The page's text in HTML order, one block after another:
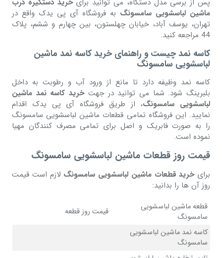
پس از برسی مدل دستگاه، می توانید برایخرید دستگیره درب
ماشین لباسشویی سامسونگ به فروشگاه آی پی یدک واقع در
تهران، یوسف آباد، خیابان چهلستون، بین چهارم و ششم، پلاک
44 مراجعه کنید.
کاسه نمد چیست و راهنمای خرید کاسه نمد ماشین
لباسشویی سامسونگ
کاسه نمد وظیفه دارد تا مانع از ورود آب و رطوبت به داخل
بلبرینگ شود. شما می توانید در جهتخرید کاسه نمد ماشین
لباسشویی سامسونگ، از طریق فروشگاه آی پی یدک اقدام
نمایید. این فروشگاه تمامی قطعات ماشین لباسشویی سامسونگ
را به صورت فابریک و اصل برای تمامی مصرف کنندگان مهیا
نموده است.
قیمت روز قطعات ماشین لباسشویی سامسونگ
برایخرید قطعات ماشین لباسشویی سامسونگ لازم است قیمت
روز آن ها را بدانید:
قطعه ماشین لباسشویی
سامسونگ
قیمت روز قطعه
کاسه نمد ماشین لباسشویی
سامسونگ